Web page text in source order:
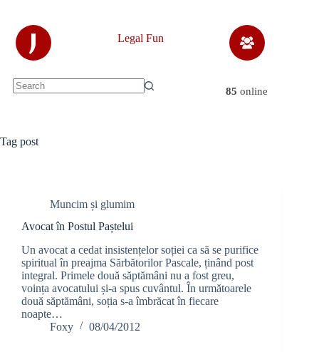
content
J Legal Fun
85 online
Tag post
Muncim și glumim
Avocat în Postul Paștelui
Un avocat a cedat insistențelor soției ca să se purifice
spiritual în preajma Sărbătorilor Pascale, ținând post
integral. Primele două săptămâni nu a fost greu,
voința avocatului și-a spus cuvântul. În următoarele
două săptămâni, soția s-a îmbrăcat în fiecare
noapte…
Foxy
08/04/2012